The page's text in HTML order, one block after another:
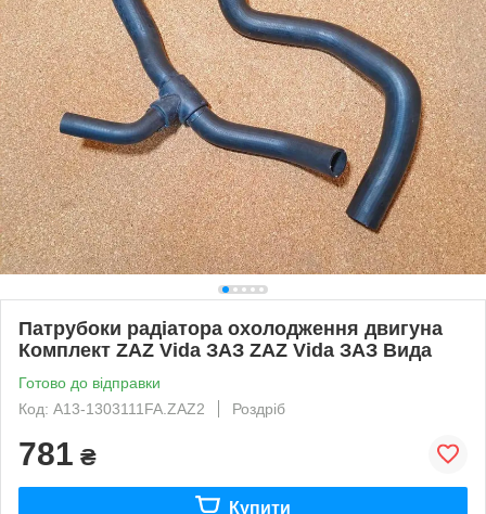
Патрубоки радіатора охолодження двигуна
Комплект ZAZ Vida ЗАЗ ZAZ Vida ЗАЗ Вида
Готово до відправки
Код: A13-1303111FA.ZAZ2
Роздріб
781 ₴
Купити